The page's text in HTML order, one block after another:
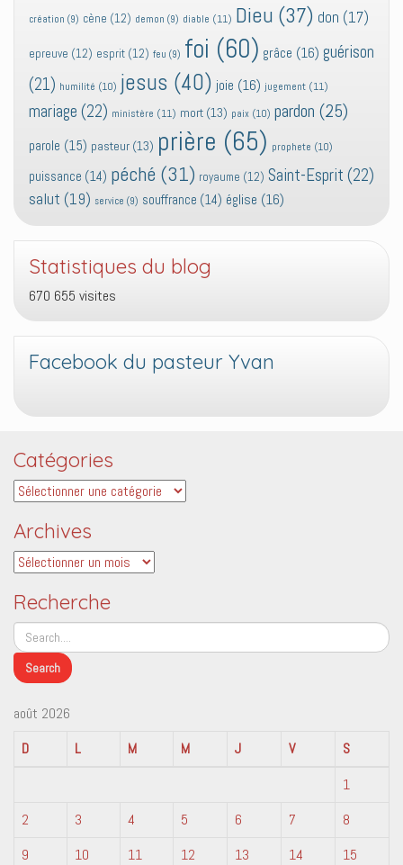
création (9) cène (12) demon (9) diable (11) Dieu (37) don (17)
epreuve (12) esprit (12) feu (9) foi (60) grâce (16) guérison
(21) humilité (10) jesus (40) joie (16) jugement (11)
mariage (22) ministère (11) mort (13) paix (10) pardon (25)
parole (15) pasteur (13) prière (65) prophete (10)
puissance (14) péché (31) royaume (12) Saint-Esprit (22)
salut (19) service (9) souffrance (14) église (16)
Statistiques du blog
670 655 visites
Facebook du pasteur Yvan
Catégories
Catégories
Archives
Archives
Recherche
août 2026
D
L M M J V
S
1
2
3 4 5 6 7
8
9
10 11 12 13 14
15